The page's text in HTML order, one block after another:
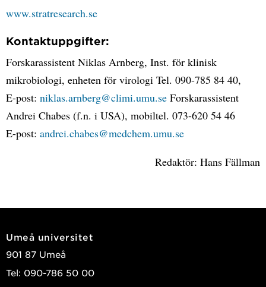
www.stratresearch.se
Kontaktuppgifter:
Forskarassistent Niklas Arnberg, Inst. för klinisk
mikrobiologi, enheten för virologi Tel. 090-785 84 40,
E-post: niklas.arnberg@climi.umu.se Forskarassistent
Andrei Chabes (f.n. i USA), mobiltel. 073-620 54 46
E-post: andrei.chabes@medchem.umu.se
Redaktör: Hans Fällman
Umeå universitet
901 87 Umeå
Tel: 090-786 50 00